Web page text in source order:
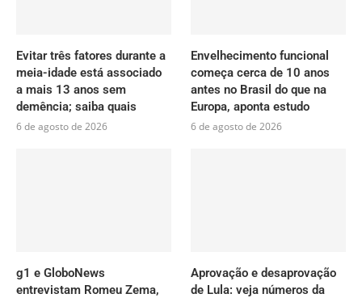
Evitar três fatores durante a
meia-idade está associado
a mais 13 anos sem
demência; saiba quais
6 de agosto de 2026
Envelhecimento funcional
começa cerca de 10 anos
antes no Brasil do que na
Europa, aponta estudo
6 de agosto de 2026
g1 e GloboNews
entrevistam Romeu Zema,
Aprovação e desaprovação
de Lula: veja números da